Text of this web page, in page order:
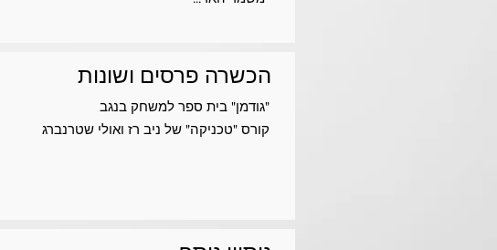
הכשרה פרסים ושונות
"גודמן" בית ספר למשחק בנגב
קורס "טכניקה" של ניב רז ואולי שטרנברג